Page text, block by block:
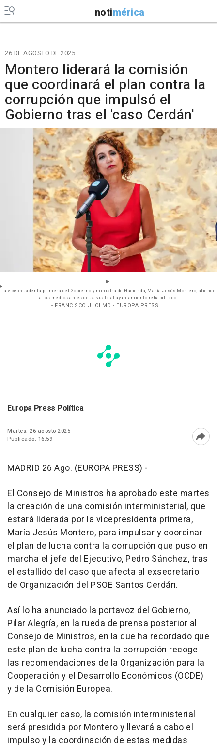
notimérica
26 DE AGOSTO DE 2025
Montero liderará la comisión
que coordinará el plan contra la
corrupción que impulsó el
Gobierno tras el 'caso Cerdán'
La vicepresidenta primera del Gobierno y ministra de Hacienda, María Jesús Montero, atiende
a los medios antes de su visita al ayuntamiento rehabilitado.
- FRANCISCO J. OLMO - EUROPA PRESS
Europa Press Política
Martes, 26 agosto 2025
Publicado: 16:59
MADRID 26 Ago. (EUROPA PRESS) -
El Consejo de Ministros ha aprobado este martes
la creación de una comisión interministerial, que
estará liderada por la vicepresidenta primera,
María Jesús Montero, para impulsar y coordinar
el plan de lucha contra la corrupción que puso en
marcha el jefe del Ejecutivo, Pedro Sánchez, tras
el estallido del caso que afecta al exsecretario
de Organización del PSOE Santos Cerdán.
Así lo ha anunciado la portavoz del Gobierno,
Pilar Alegría, en la rueda de prensa posterior al
Consejo de Ministros, en la que ha recordado que
este plan de lucha contra la corrupción recoge
las recomendaciones de la Organización para la
Cooperación y el Desarrollo Económicos (OCDE)
y de la Comisión Europea.
En cualquier caso, la comisión interministerial
será presidida por Montero y llevará a cabo el
impulso y la coordinación de estas medidas